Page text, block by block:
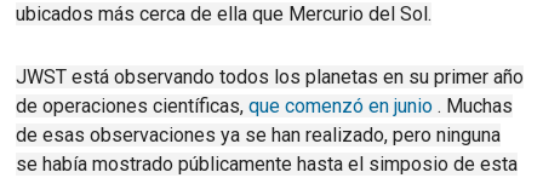
ubicados más cerca de ella que Mercurio del Sol.
JWST está observando todos los planetas en su primer año
de operaciones científicas,que comenzó en junio . Muchas
de esas observaciones ya se han realizado, pero ninguna
se había mostrado públicamente hasta el simposio de esta